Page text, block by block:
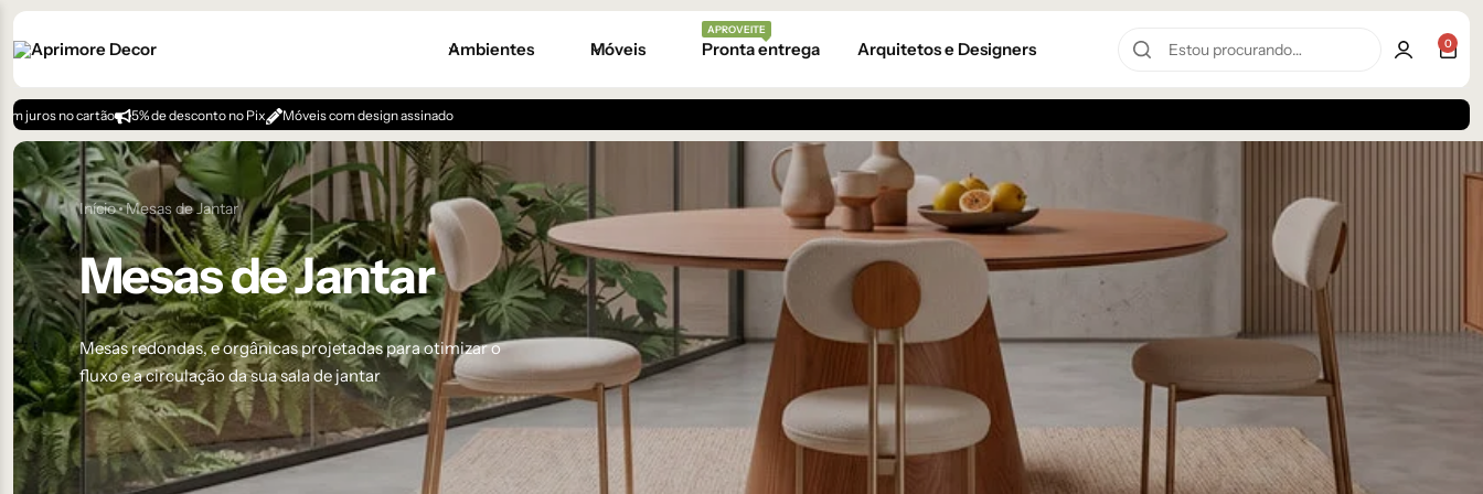
Ambientes Móveis Pronta entrega
APROVEITE
Arquitetos e Designers 0
5% de desconto no Pix Móveis com design assinado
Início Mesas de Jantar
Mesas de Jantar
Mesas redondas, e orgânicas projetadas para otimizar o
fluxo e a circulação da sua sala de jantar